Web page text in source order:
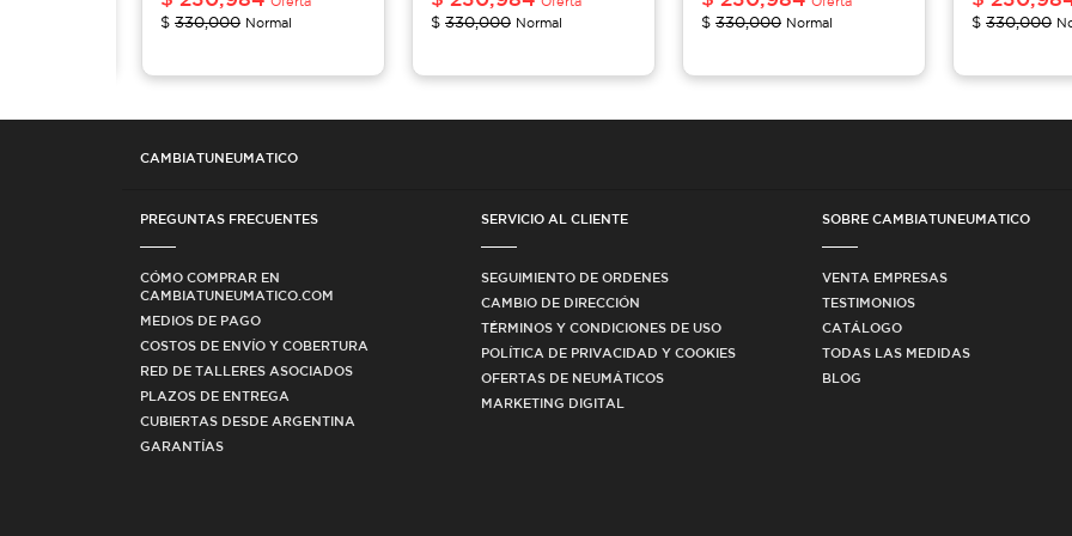
$ 330,000 Normal $ 330,000 Normal $ 330,000 Normal $ 330,000
CAMBIATUNEUMATICO
PREGUNTAS FRECUENTES
CÓMO COMPRAR EN
CAMBIATUNEUMATICO.COM
MEDIOS DE PAGO
COSTOS DE ENVÍO Y COBERTURA
RED DE TALLERES ASOCIADOS
PLAZOS DE ENTREGA
CUBIERTAS DESDE ARGENTINA
GARANTÍAS
SERVICIO AL CLIENTE
SEGUIMIENTO DE ORDENES
CAMBIO DE DIRECCIÓN
TÉRMINOS Y CONDICIONES DE USO
POLÍTICA DE PRIVACIDAD Y COOKIES
OFERTAS DE NEUMÁTICOS
MARKETING DIGITAL
SOBRE CAMBIATUNEUMATICO
VENTA EMPRESAS
TESTIMONIOS
CATÁLOGO
TODAS LAS MEDIDAS
BLOG